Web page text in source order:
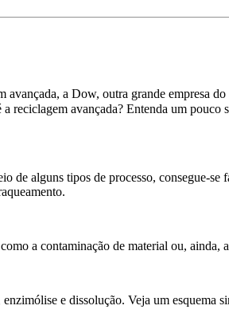
a Dow, outra grande empresa
avançada? Entenda um pouco
de alguns tipos de processo, consegue-
a contaminação de material ou, ainda,
e dissolução. Veja um esquema